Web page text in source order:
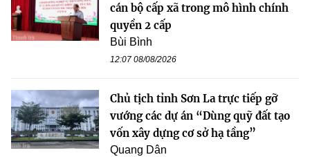
cán bộ cấp xã trong mô hình chính
quyền 2 cấp
Bùi Bình
12:07 08/08/2026
Chủ tịch tỉnh Sơn La trực tiếp gỡ
vướng các dự án “Dùng quỹ đất tạo
vốn xây dựng cơ sở hạ tầng”
Quang Dân